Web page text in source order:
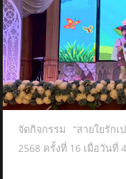
จัดกิจกรรม “สายใยรัก
2568 ครั้งที่ 16 เมื่อวันที่